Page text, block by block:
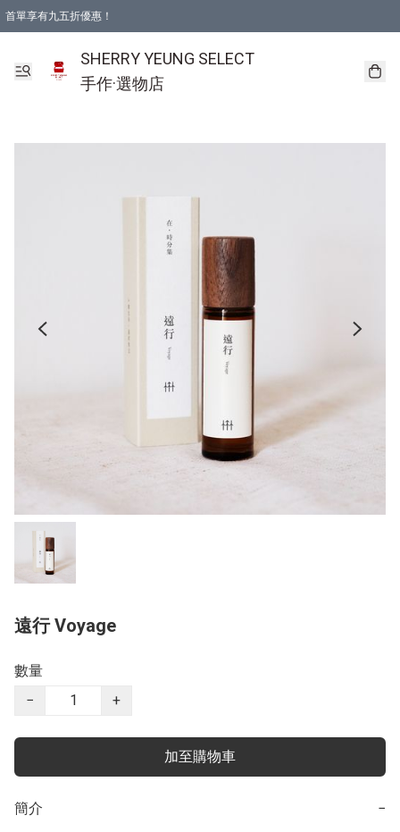
首單享有九五折優惠！
SHERRY YEUNG SELECT
手作·選物店
遠行 Voyage
數量
−
+
加至購物車
簡介 −